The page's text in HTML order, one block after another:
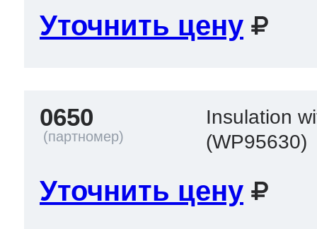
Уточнить цену
0650
Insulation
(WP95630)
Уточнить цену